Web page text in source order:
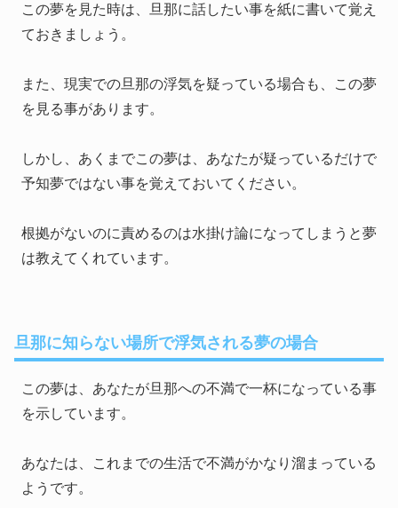
この夢を見た時は、旦那に話したい事を紙に書いて覚え
ておきましょう。
また、現実での旦那の浮気を疑っている場合も、この夢
を見る事があります。
しかし、あくまでこの夢は、あなたが疑っているだけで
予知夢ではない事を覚えておいてください。
根拠がないのに責めるのは水掛け論になってしまうと夢
は教えてくれています。
旦那に知らない場所で浮気される夢の場合
この夢は、あなたが旦那への不満で一杯になっている事
を示しています。
あなたは、これまでの生活で不満がかなり溜まっている
ようです。